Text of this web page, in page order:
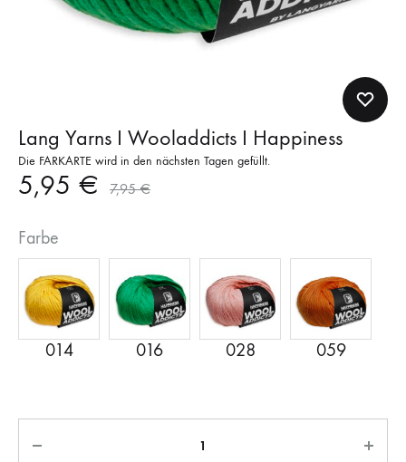
Lang Yarns I Wooladdicts I Happiness
Die FARKARTE wird in den nächsten Tagen gefüllt.
5,95 € 7,95€
Farbe